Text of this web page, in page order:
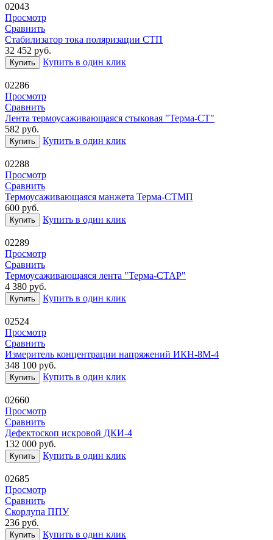
02043
Просмотр
Сравнить
Стабилизатор тока поляризации СТП
32 452 руб.
Купить Купить в один клик
02286
Просмотр
Сравнить
Лента термоусаживающаяся стыковая "Терма-СТ"
582 руб.
Купить Купить в один клик
02288
Просмотр
Сравнить
Термоусаживающаяся манжета Терма-СТМП
600 руб.
Купить Купить в один клик
02289
Просмотр
Сравнить
Термоусаживающаяся лента "Терма-СТАР"
4 380 руб.
Купить Купить в один клик
02524
Просмотр
Сравнить
Измеритель концентрации напряжений ИКН-8М-4
348 100 руб.
Купить Купить в один клик
02660
Просмотр
Сравнить
Дефектоскоп искровой ДКИ-4
132 000 руб.
Купить Купить в один клик
02685
Просмотр
Сравнить
Скорлупа ППУ
236 руб.
Купить Купить в один клик